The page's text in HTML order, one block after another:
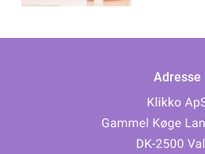
Adresse